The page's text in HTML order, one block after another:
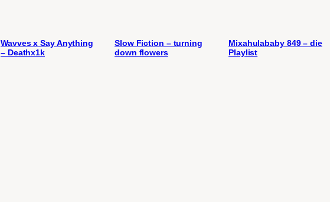
Wavves x Say Anything
– Deathx1k
Slow Fiction – turning
down flowers
Mixahulababy 849 – die
Playlist